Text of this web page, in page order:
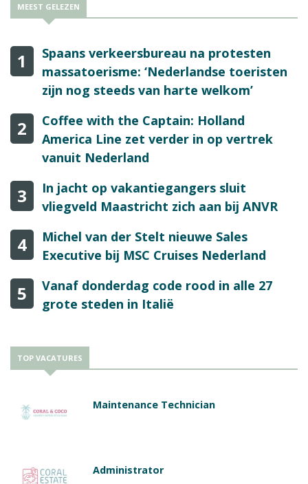
MEEST GELEZEN
1
Spaans verkeersbureau na protesten
massatoerisme: ‘Nederlandse toeristen
zijn nog steeds van harte welkom’
2
Coffee with the Captain: Holland
America Line zet verder in op vertrek
vanuit Nederland
3
In jacht op vakantiegangers sluit
vliegveld Maastricht zich aan bij ANVR
4
Michel van der Stelt nieuwe Sales
Executive bij MSC Cruises Nederland
5
Vanaf donderdag code rood in alle 27
grote steden in Italië
TOP VACATURES
Maintenance Technician
Administrator